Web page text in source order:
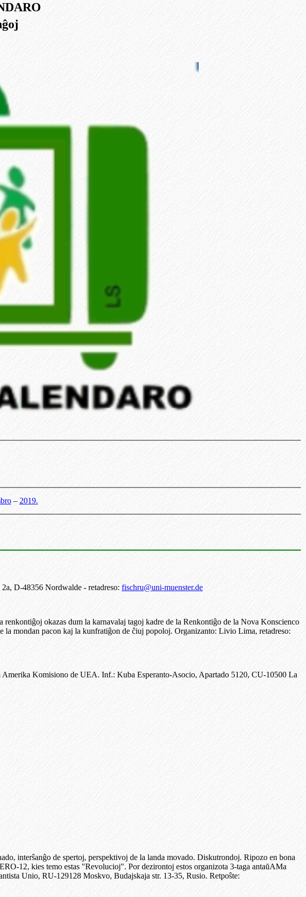
–2019.
D-48356 Nordwalde - retadreso: fischru@uni-muenster.de
okazas dum la karnavalaj tagoj kadre de la Renkontiĝo de la Nova Konscienco
mondan pacon kaj la kunfratiĝon de ĉiuj popoloj. Organizanto: Livio Lima, retadreso:
Komisiono de UEA. Inf.: Kuba Esperanto-Asocio, Apartado 5120, CU-10500 La
interŝanĝo de spertoj, perspektivoj de la landa movado. Diskutrondoj. Ripozo en bona
12, kies temo estas "Revolucioj". Por dezirontoj estos organizota 3-taga antaŭAMa
Unio, RU-129128 Moskvo, Budajskaja str. 13-35, Rusio. Retpoŝte: